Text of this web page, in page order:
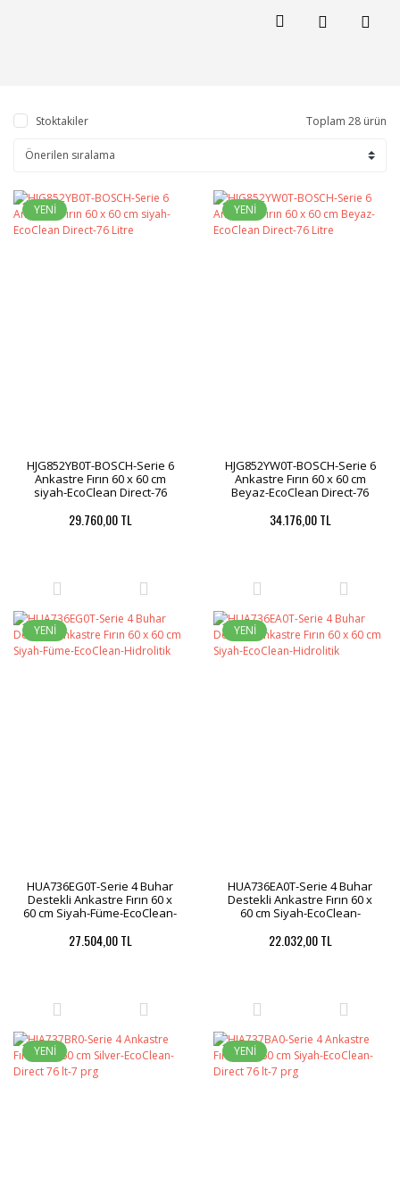
Stoktakiler Toplam 28 ürün
YENİ
HJG852YB0T-BOSCH-Serie 6
Ankastre Fırın 60 x 60 cm
siyah-EcoClean Direct-76
29.760,00 TL
YENİ
HJG852YW0T-BOSCH-Serie 6
Ankastre Fırın 60 x 60 cm
Beyaz-EcoClean Direct-76
34.176,00 TL
YENİ
HUA736EG0T-Serie 4 Buhar
Destekli Ankastre Fırın 60 x
60 cm Siyah-Füme-EcoClean-
27.504,00 TL
YENİ
HUA736EA0T-Serie 4 Buhar
Destekli Ankastre Fırın 60 x
60 cm Siyah-EcoClean-
22.032,00 TL
YENİ YENİ